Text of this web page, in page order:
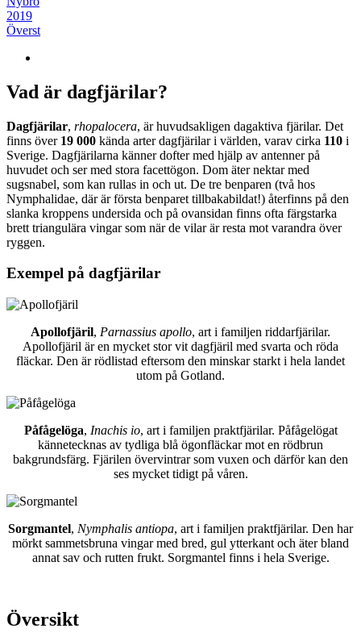
2019
Överst
Vad är dagfjärilar?
Dagfjärilar, rhopalocera, är huvudsakligen dagaktiva fjärilar. Det
finns över 19 000 kända arter dagfjärilar i världen, varav cirka 110 i
Sverige. Dagfjärilarna känner dofter med hjälp av antenner på
huvudet och ser med stora facettögon. Dom äter nektar med
sugsnabel, som kan rullas in och ut. De tre benparen (två hos
Nymphalidae, där är första benparet tillbakabildat!) återfinns på den
slanka kroppens undersida och på ovansidan finns ofta färgstarka
brett triangulära vingar som när de vilar är resta mot varandra över
ryggen.
Exempel på dagfjärilar
Apollofjäril, Parnassius apollo, art i familjen riddarfjärilar.
Apollofjäril är en mycket stor vit dagfjäril med svarta och röda
fläckar. Den är rödlistad eftersom den minskar starkt i hela landet
utom på Gotland.
Påfågelöga, Inachis io, art i familjen praktfjärilar. Påfågelögat
kännetecknas av tydliga blå ögonfläckar mot en rödbrun
bakgrundsfärg. Fjärilen övervintrar som vuxen och därför kan den
ses mycket tidigt på våren.
Sorgmantel, Nymphalis antiopa, art i familjen praktfjärilar. Den har
mörkt sammetsbruna vingar med bred, gul ytterkant och äter bland
annat sav och rutten frukt. Sorgmantel finns i hela Sverige.
Översikt